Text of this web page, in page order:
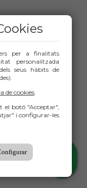
per a finalitats
personalitzada
seus hàbits de
de cookies.
el botó "Acceptar",
i configurar-les